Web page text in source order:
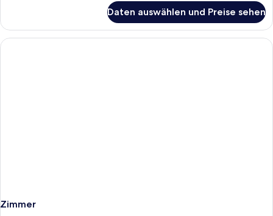
Private
Pool
anzeigen
Double
Room
Sea
Daten auswählen und Preise sehen
Zimmer